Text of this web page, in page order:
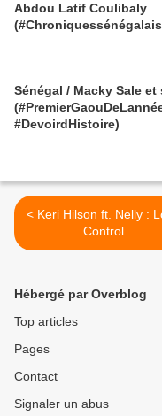
Abdou Latif Coulibaly
Sénégal / Macky Sale et
#DevoirdHistoire)
< Keri Hilson ft. Nelly : Lose
Control
Hébergé par Overblog
Top articles
Pages
Contact
Signaler un abus